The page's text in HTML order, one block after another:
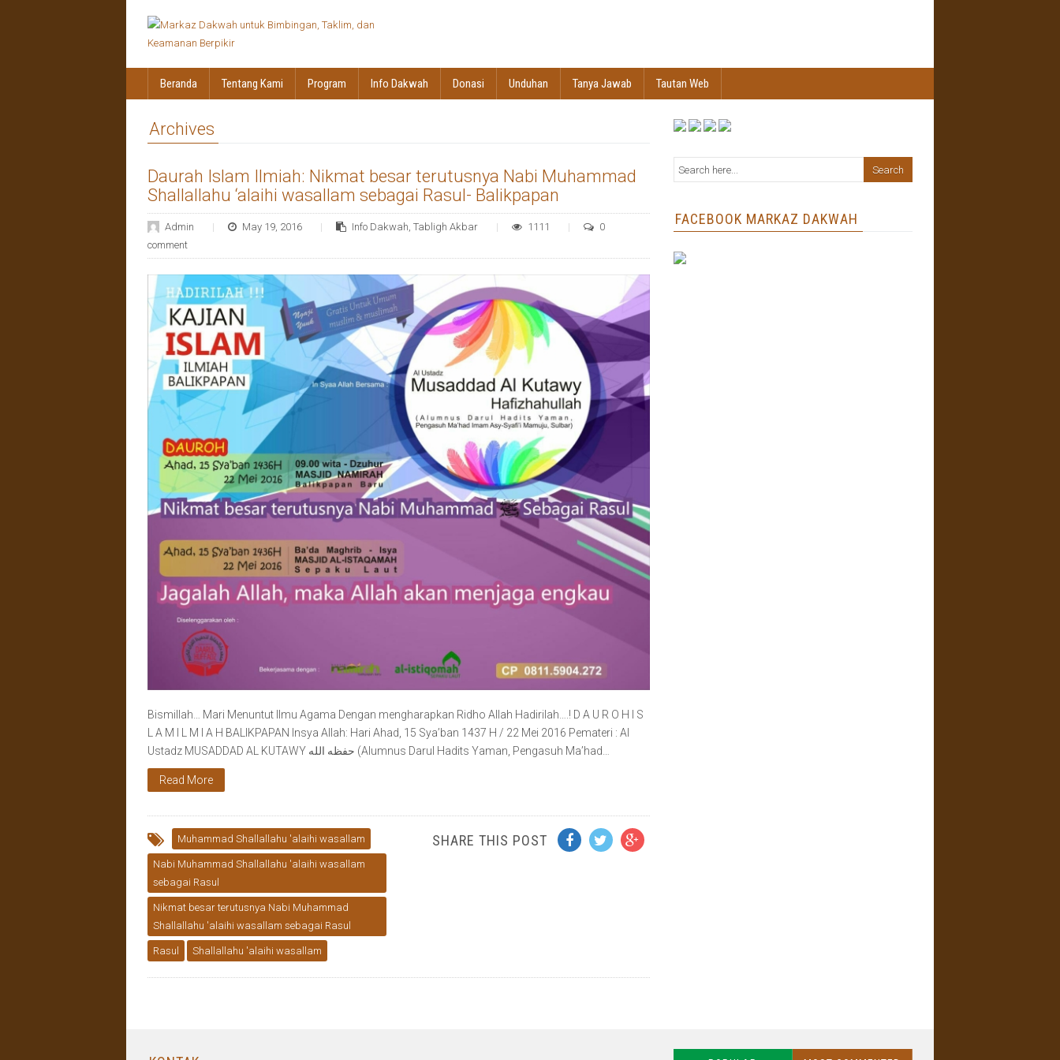
Beranda Tentang Kami Program Info Dakwah Donasi Unduhan Tanya Jawab Tautan Web
Archives
Daurah Islam Ilmiah: Nikmat besar terutusnya Nabi Muhammad
Shallallahu ‘alaihi wasallam sebagai Rasul- Balikpapan
Admin May 19, 2016 Info Dakwah, Tabligh Akbar 1111
0
comment
Bismillah… Mari Menuntut Ilmu Agama Dengan mengharapkan Ridho Allah Hadirilah….! D A U R O H I S
L A M I L M I A H BALIKPAPAN Insya Allah: Hari Ahad, 15 Sya’ban 1437 H / 22 Mei 2016 Pemateri : Al
Ustadz MUSADDAD AL KUTAWY حفظه الله (Alumnus Darul Hadits Yaman, Pengasuh Ma’had…
Read More
Muhammad Shallallahu 'alaihi wasallam
Nabi Muhammad Shallallahu 'alaihi wasallam
sebagai Rasul
Nikmat besar terutusnya Nabi Muhammad
Shallallahu 'alaihi wasallam sebagai Rasul
Rasul Shallallahu 'alaihi wasallam
SHARE THIS POST
FACEBOOK MARKAZ DAKWAH